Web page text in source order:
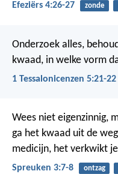
Efeziërs 4:26-27 zonde
Onderzoek alles,
kwaad, in welke vorm
1 Tessalonicenzen 5:21-22
Wees niet eigenzinnig,
ga het kwaad uit de
medicijn, het verkwikt
Spreuken 3:7-8 ontzag